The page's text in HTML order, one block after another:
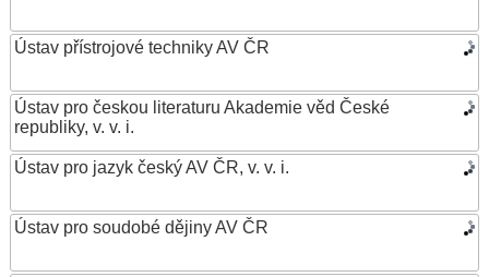
Ústav přístrojové techniky AV ČR
Ústav pro českou literaturu Akademie věd České
republiky, v. v. i.
Ústav pro jazyk český AV ČR, v. v. i.
Ústav pro soudobé dějiny AV ČR